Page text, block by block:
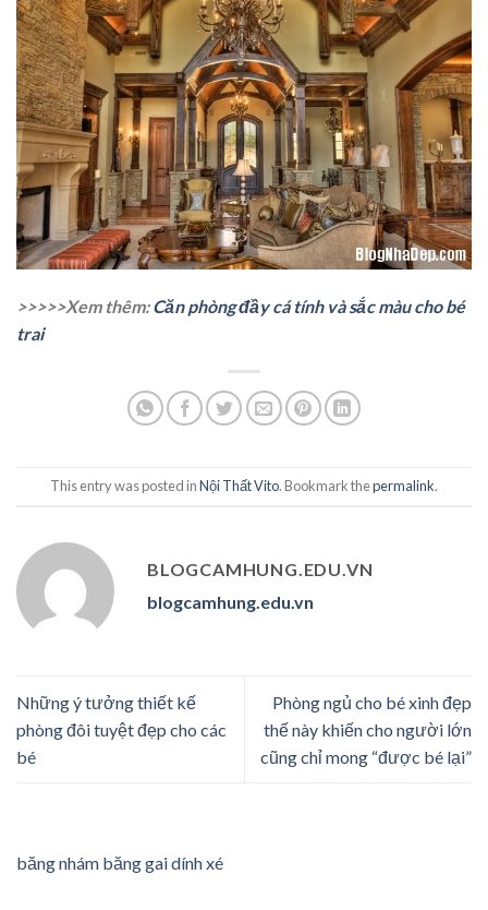
>>>>>Xem thêm:Căn phòng đầy cá tính và sắc màu cho bé
trai
This entry was posted inNội Thất Vito. Bookmark thepermalink.
BLOGCAMHUNG.EDU.VN
blogcamhung.edu.vn
Những ý tưởng thiết kế
phòng đôi tuyệt đẹp cho các
bé
Phòng ngủ cho bé xinh đẹp
thế này khiến cho người lớn
cũng chỉ mong “được bé lại”
băng nhám băng gai dính xé